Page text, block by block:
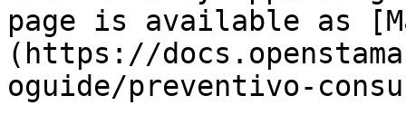
page is available as
(https://
oguide/preventivo-